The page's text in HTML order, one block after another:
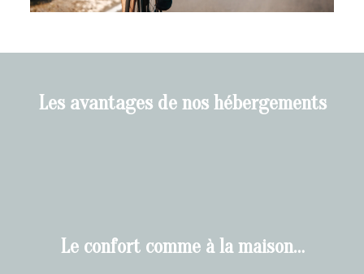
Les avantages de nos hébergements
Le confort comme à la maison…